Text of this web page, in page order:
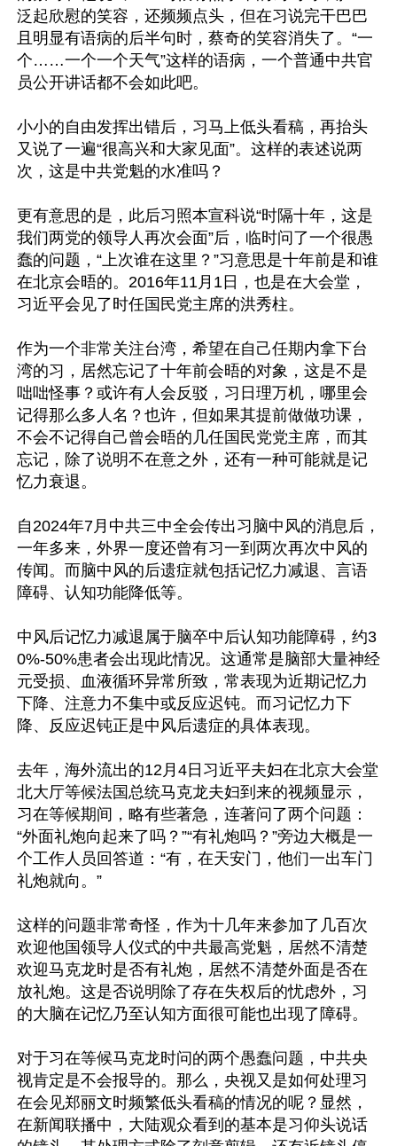
泛起欣慰的笑容，还频频点头，但在习说完干巴巴
且明显有语病的后半句时，蔡奇的笑容消失了。“一
个……一个一个天气”这样的语病，一个普通中共官
员公开讲话都不会如此吧。
小小的自由发挥出错后，习马上低头看稿，再抬头
又说了一遍“很高兴和大家见面”。这样的表述说两
次，这是中共党魁的水准吗？
更有意思的是，此后习照本宣科说“时隔十年，这是
我们两党的领导人再次会面”后，临时问了一个很愚
蠢的问题，“上次谁在这里？”习意思是十年前是和谁
在北京会晤的。2016年11月1日，也是在大会堂，
习近平会见了时任国民党主席的洪秀柱。
作为一个非常关注台湾，希望在自己任期内拿下台
湾的习，居然忘记了十年前会晤的对象，这是不是
咄咄怪事？或许有人会反驳，习日理万机，哪里会
记得那么多人名？也许，但如果其提前做做功课，
不会不记得自己曾会晤的几任国民党党主席，而其
忘记，除了说明不在意之外，还有一种可能就是记
忆力衰退。
自2024年7月中共三中全会传出习脑中风的消息后，
一年多来，外界一度还曾有习一到两次再次中风的
传闻。而脑中风的后遗症就包括记忆力减退、言语
障碍、认知功能降低等。
中风后记忆力减退属于脑卒中后认知功能障碍，约3
0%-50%患者会出现此情况。这通常是脑部大量神经
元受损、血液循环异常所致，常表现为近期记忆力
下降、注意力不集中或反应迟钝。而习记忆力下
降、反应迟钝正是中风后遗症的具体表现。
去年，海外流出的12月4日习近平夫妇在北京大会堂
北大厅等候法国总统马克龙夫妇到来的视频显示，
习在等候期间，略有些著急，连著问了两个问题：
“外面礼炮向起来了吗？”“有礼炮吗？”旁边大概是一
个工作人员回答道：“有，在天安门，他们一出车门
礼炮就向。”
这样的问题非常奇怪，作为十几年来参加了几百次
欢迎他国领导人仪式的中共最高党魁，居然不清楚
欢迎马克龙时是否有礼炮，居然不清楚外面是否在
放礼炮。这是否说明除了存在失权后的忧虑外，习
的大脑在记忆乃至认知方面很可能也出现了障碍。
对于习在等候马克龙时问的两个愚蠢问题，中共央
视肯定是不会报导的。那么，央视又是如何处理习
在会见郑丽文时频繁低头看稿的情况的呢？显然，
在新闻联播中，大陆观众看到的基本是习仰头说话